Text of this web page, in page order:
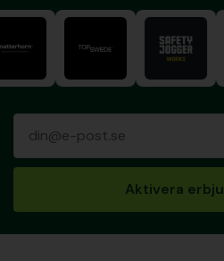
Aktivera